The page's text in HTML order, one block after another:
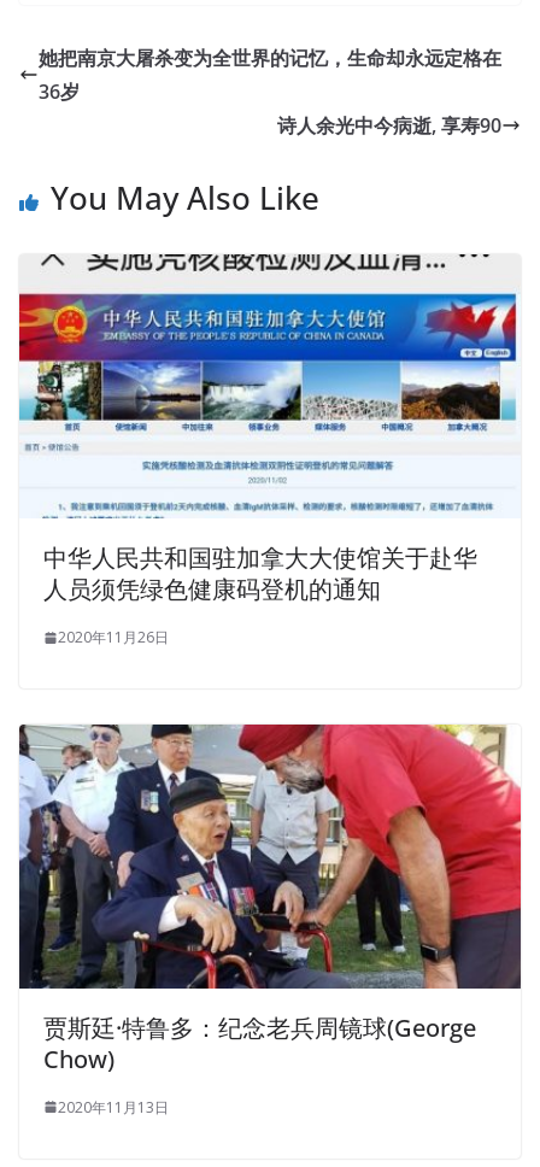
她把南京大屠杀变为全世界的记忆，生命却永远定格在
36岁
诗人余光中今病逝, 享寿90
You May Also Like
中华人民共和国驻加拿大大使馆关于赴华
人员须凭绿色健康码登机的通知
2020年11月26日
贾斯廷·特鲁多：纪念老兵周镜球(George
Chow)
2020年11月13日